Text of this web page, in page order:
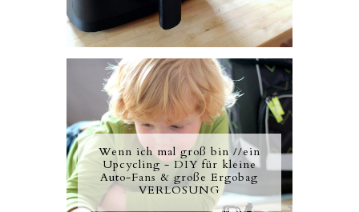
Wenn ich mal groß bin //ein
Upcycling - DIY für kleine
Auto-Fans & große Ergobag
VERLOSUNG